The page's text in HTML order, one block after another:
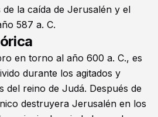
la caída de Jerusalén y el
587 a. C.
en torno al año 600 a. C., es
durante los agitados y
del reino de Judá. Después de
destruyera Jerusalén en los